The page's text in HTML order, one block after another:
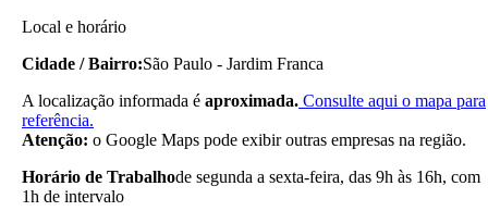
Local e horário
Cidade / Bairro:São Paulo - Jardim Franca
A localização informada é aproximada. Consulte aqui o mapa para
referência.
Atenção: o Google Maps pode exibir outras empresas na região.
Horário de Trabalhode segunda a sexta-feira, das 9h às 16h, com
1h de intervalo